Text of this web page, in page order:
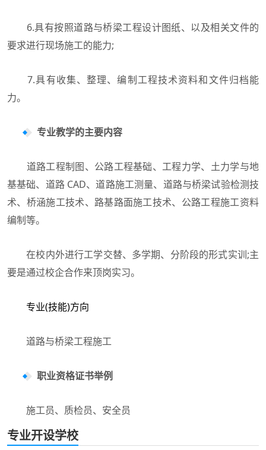
6.具有按照道路与桥梁工程设计图纸、以及相关文件的
要求进行现场施工的能力;
7.具有收集、整理、编制工程技术资料和文件归档能
力。
专业教学的主要内容
道路工程制图、公路工程基础、工程力学、土力学与地
基基础、道路 CAD、道路施工测量、道路与桥梁试验检测技
术、桥涵施工技术、路基路面施工技术、公路工程施工资料
编制等。
在校内外进行工学交替、多学期、分阶段的形式实训;主
要是通过校企合作来顶岗实习。
专业(技能)方向
道路与桥梁工程施工
职业资格证书举例
施工员、质检员、安全员
专业开设学校